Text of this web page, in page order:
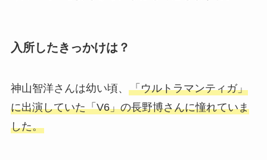
入所したきっかけは？
神山智洋さんは幼い頃、 「ウルトラマンティガ」
に出演していた「V6」の長野博さんに憧れていま
した。